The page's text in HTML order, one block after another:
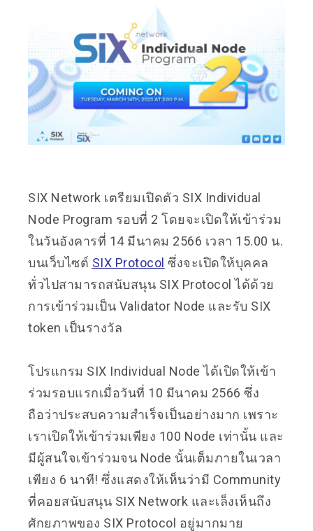
SIX Network เตรียมเปิดตัว SIX Individual
Node Program รอบที่ 2 โดยจะเปิดให้เข้าร่วม
ในวันอังคารที่ 14 มีนาคม 2566 เวลา 15.00 น.
บนเว็บไซต์ SIX Protocol ซึ่งจะเปิดให้บุคคล
ทั่วไปสามารถสนับสนุน SIX Protocol ได้ด้วย
การเข้าร่วมเป็น Validator Node และรับ SIX
token เป็นรางวัล
โปรแกรม SIX Individual Node ได้เปิดให้เข้า
ร่วมรอบแรกเมื่อวันที่ 10 มีนาคม 2566 ซึ่ง
ถือว่าประสบความสำเร็จเป็นอย่างมาก เพราะ
เราเปิดให้เข้าร่วมเพียง 100 Node เท่านั้น และ
มีผู้สนใจเข้าร่วมจน Node นั้นเต็มภายในเวลา
เพียง 6 นาที! ซึ่งแสดงให้เห็นว่ามี Community
ที่คอยสนับสนุน SIX Network และเล็งเห็นถึง
ศักยภาพของ SIX Protocol อยู่มากมาย